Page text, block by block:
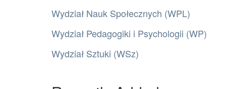
Wydział Nauk Społecznych (WPL)
Wydział Pedagogiki i Psychologii (WP)
Wydział Sztuki (WSz)